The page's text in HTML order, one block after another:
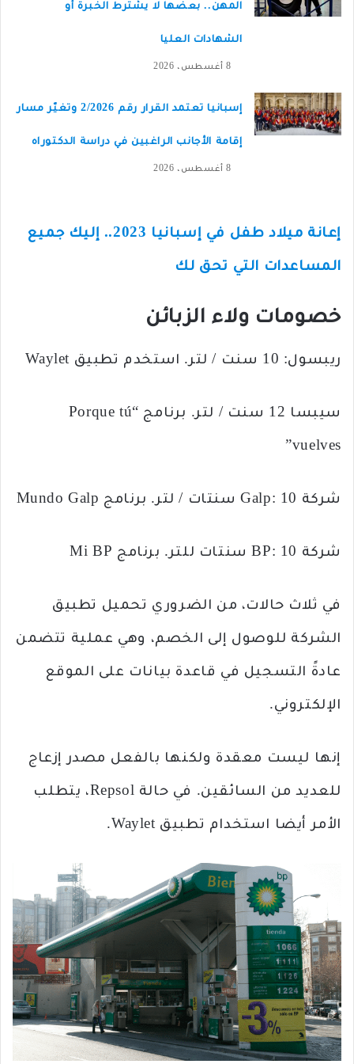
المهن.. بعضها لا يشترط الخبرة أو
الشهادات العليا
8 أغسطس، 2026
إسبانيا تعتمد القرار رقم 2/2026 وتغيّر مسار
إقامة الأجانب الراغبين في دراسة الدكتوراه
8 أغسطس، 2026
إعانة ميلاد طفل في إسبانيا 2023.. إليك جميع
المساعدات التي تحق لك
خصومات ولاء الزبائن
ريبسول: 10 سنت / لتر. استخدم تطبيق Waylet
سيبسا 12 سنت / لتر. برنامج “Porque tú
vuelves”
شركة Galp: 10 سنتات / لتر. برنامج Mundo Galp
شركة BP: 10 سنتات للتر. برنامج Mi BP
في ثلاث حالات، من الضروري تحميل تطبيق
الشركة للوصول إلى الخصم، وهي عملية تتضمن
عادةً التسجيل في قاعدة بيانات على الموقع
الإلكتروني.
إنها ليست معقدة ولكنها بالفعل مصدر إزعاج
للعديد من السائقين. في حالة Repsol، يتطلب
الأمر أيضا استخدام تطبيق Waylet.